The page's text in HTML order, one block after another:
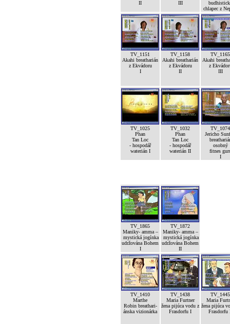
II III
chlapec z
TV_1151
Akahi breatharián
z Ekvádoru
I
TV_1158
Akahi breatharián
z Ekvádoru
II
TV_1165
Akahi
z
III
TV_1025
Phan
Tan Loc
- hospodář
waterián I
TV_1032
Phan
Tan Loc
- hospodář
waterián II
TV_1074
Jericho
osobný
fitnes
I
TV_1865
Maniky- amma –
mystická jogínka
udržována Bohem
I
TV_1872
Maniky- amma –
mystická jogínka
udržována Bohem
II
TV_1410
Marthe
Robin breathari-
ánska vizionárka
TV_1438
Maria Furtner
žena pijúca vodu z
Frasdorfu I
TV_1445
Maria
žena pijúca
Frasdorfu